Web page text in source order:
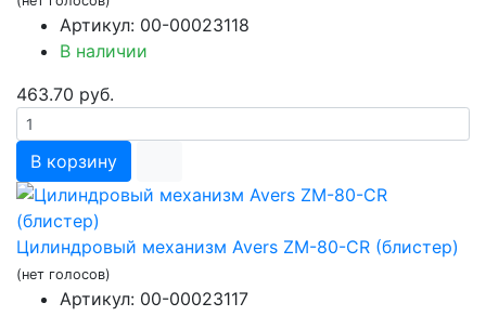
Артикул: 00-00023118
В наличии
463.70 руб.
В корзину
Цилиндровый механизм Avers ZM-80-CR (блистер)
(нет голосов)
Артикул: 00-00023117